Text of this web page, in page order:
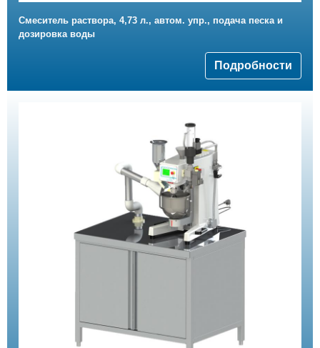
Смеситель раствора, 4,73 л., автом. упр., подача песка и
дозировка воды
Подробности